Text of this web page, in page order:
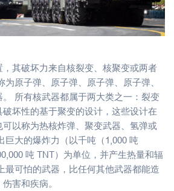
其破坏力来自核裂变、核聚变或两者
为原子弹、原子弹、原子弹、原子弹、
所有核武器都属于两大类之一：裂变
坏性的基于聚变的设计，这些设计在
以称为热核炸弹、聚变武器、氢弹或
巨大的爆炸力（以千吨（1,000 吨
吨 TNT）为单位，并产生热量和辐
最可怕的武器，比任何其他武器都能造
害和疾病。